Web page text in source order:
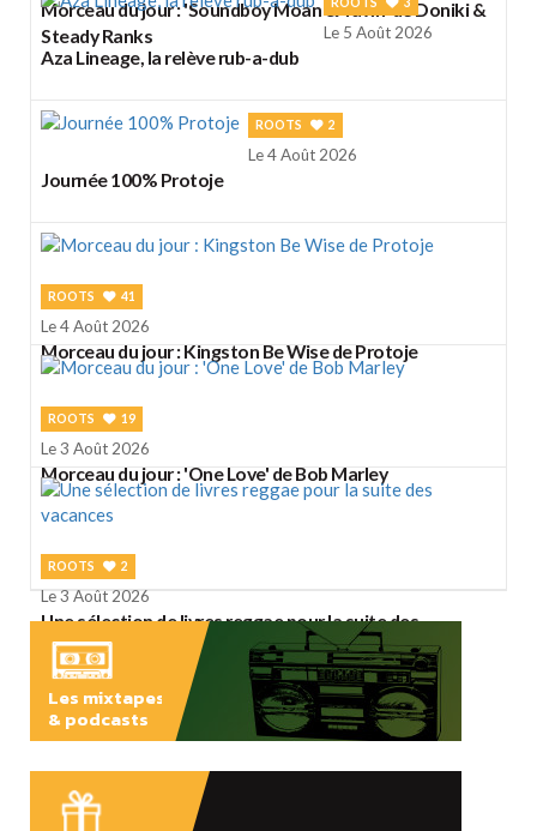
Morceau du jour : 'Soundboy Moan & Yawn' de Doniki &
Steady Ranks
Le 5 Août 2026
Aza Lineage, la relève rub-a-dub
ROOTS 2
Le 4 Août 2026
Journée 100% Protoje
ROOTS 41
Le 4 Août 2026
Morceau du jour : Kingston Be Wise de Protoje
ROOTS 19
Le 3 Août 2026
Morceau du jour : 'One Love' de Bob Marley
ROOTS 2
Le 3 Août 2026
Une sélection de livres reggae pour la suite des
vacances
Les mixtapes
& podcasts